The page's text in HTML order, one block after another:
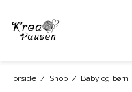
Forside / Shop / Baby og børn